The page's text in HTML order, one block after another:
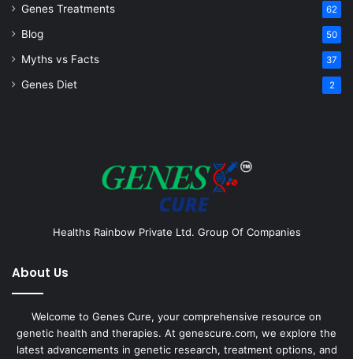
Genes Treatments 62
Blog 50
Myths vs Facts 37
Genes Diet 2
Healths Rainbow Private Ltd. Group Of Companies
About Us
Welcome to Genes Cure, your comprehensive resource on
genetic health and therapies. At genescure.com, we explore the
latest advancements in genetic research, treatment options, and